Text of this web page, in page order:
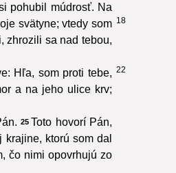
pohubil múdrosť. Na
18
svätyne; vtedy som
zhrozili sa nad tebou,
22
Hľa, som proti tebe,
a na jeho ulice krv;
25 Toto hovorí Pán,
ktorú som dal
čo nimi opovrhujú zo